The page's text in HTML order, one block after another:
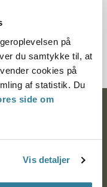
på
du samtykke til, at
cookies på
af statistik. Du
side om
Vis detaljer